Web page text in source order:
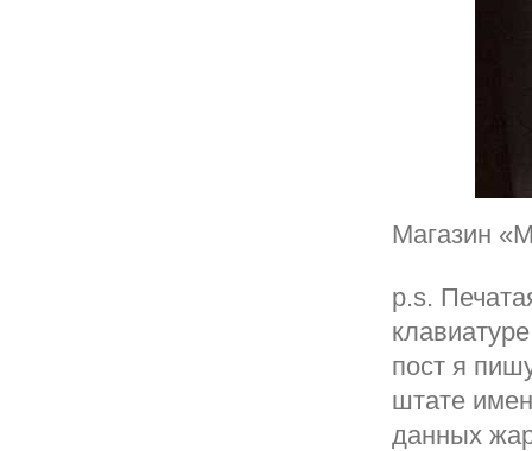
Магазин
p.s.
пост я
штате
данных